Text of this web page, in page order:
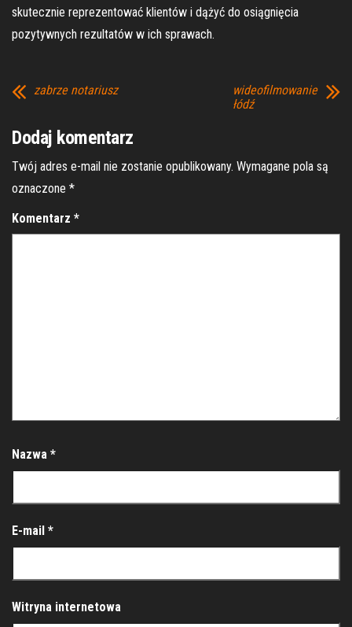
skutecznie reprezentować klientów i dążyć do osiągnięcia
pozytywnych rezultatów w ich sprawach.
zabrze notariusz
wideofilmowanie
łódź
Dodaj komentarz
Twój adres e-mail nie zostanie opublikowany. Wymagane pola są
oznaczone *
Komentarz *
Nazwa *
E-mail *
Witryna internetowa